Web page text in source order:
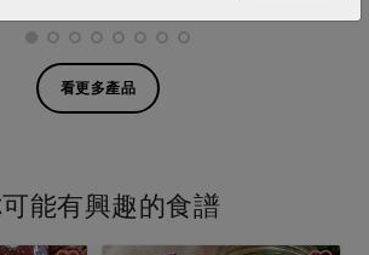
看更多產品
能有興趣的食譜